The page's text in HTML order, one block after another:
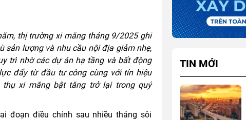
thị trường xi măng tháng 9/2025 ghi
sản lượng và nhu cầu nội địa giảm nhẹ,
trì nhờ các dự án hạ tầng và bất động
đẩy từ đầu tư công cùng với tín hiệu
xi măng bật tăng trở lại trong quý
đoạn điều chỉnh sau nhiều tháng sôi
TIN MỚI